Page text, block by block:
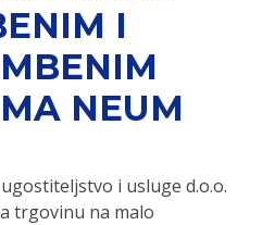
I
NEUM
i usluge d.o.o.
trgovinu na malo